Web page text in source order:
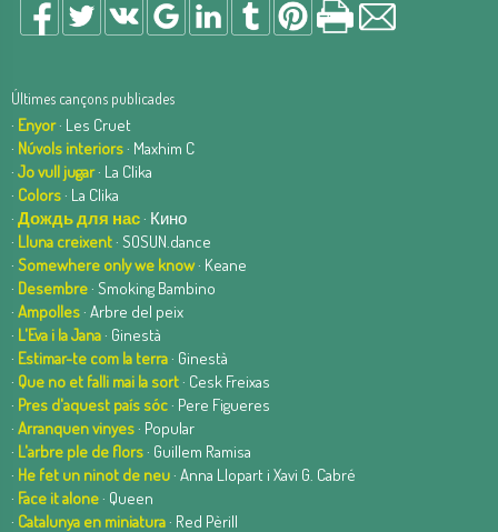
Últimes cançons publicades
· Enyor· Les Cruet
· Núvols interiors· Maxhim C
· Jo vull jugar· La Clika
· Colors· La Clika
· Дождь для нас· Кино
· Lluna creixent· SOSUN.dance
· Somewhere only we know· Keane
· Desembre· Smoking Bambino
· Ampolles· Arbre del peix
· L'Eva i la Jana· Ginestà
· Estimar-te com la terra· Ginestà
· Que no et falli mai la sort· Cesk Freixas
· Pres d'aquest país sóc· Pere Figueres
· Arranquen vinyes· Popular
· L'arbre ple de flors· Guillem Ramisa
· He fet un ninot de neu· Anna Llopart i Xavi G. Cabré
· Face it alone· Queen
· Catalunya en miniatura· Red Pèrill